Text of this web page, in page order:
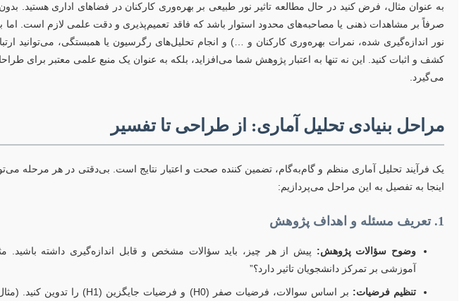
به عنوان مثال، فرض کنید در حال مطالعه تاثیر نور طبیعی بر بهره‌وری کارکنان در فضاهای اداری هستید.
صرفاً بر مشاهدات ذهنی یا مصاحبه‌های محدود استوار باشد که فاقد تعمیم‌پذیری و دقت علمی لازم است. اما
نور اندازه‌گیری شده، نمرات بهره‌وری کارکنان و …) و انجام تحلیل‌های رگرسیون یا همبستگی، می‌توانید
کشف و اثبات کنید. این نه تنها به اعتبار پژوهش شما می‌افزاید، بلکه به عنوان یک منبع علمی معتبر برای
می‌گیرد.
مراحل بنیادی تحلیل آماری: از طراحی تا تفسیر
یک فرآیند تحلیل آماری منظم و گام‌به‌گام، تضمین کننده صحت و اعتبار نتایج است. بی‌دقتی در هر مرحله
اینجا به تفصیل به این مراحل می‌پردازیم:
1. تعریف مسئله و اهداف پژوهش
وضوح سؤالات پژوهش: پیش از هر چیز، باید سؤالات مشخص و قابل اندازه‌گیری داشته باشید.
آموزشی بر تمرکز دانشجویان تاثیر دارد؟”
تنظیم فرضیات: